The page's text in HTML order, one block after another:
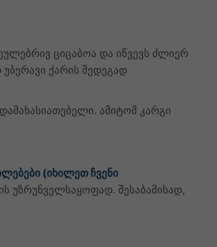
ციცაბოა და იწვევს ძლიერ
ქარის შედეგად
ამიტომ კარგი
(იხილეთ ჩვენი
უზრუნველსაყოფად. შესაბამისად,